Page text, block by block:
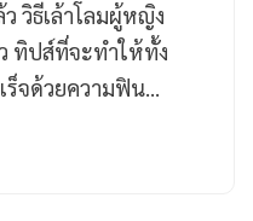
วิธีเล้าโลมผู้หญิง
ทิปส์ที่จะทำให้ทั้ง
ร็จด้วยความฟิน…